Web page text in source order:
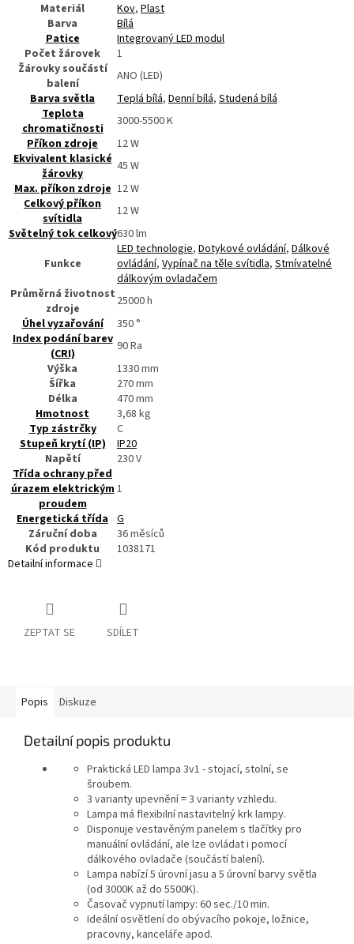
Materiál Kov, Plast
Barva
Bílá
Patice
Integrovaný LED modul
Počet žárovek
1
Žárovky součástí
balení
ANO (LED)
Barva světla
Teplá bílá, Denní bílá, Studená bílá
Teplota
chromatičnosti
3000-5500K
Příkon zdroje
12W
Ekvivalent klasické
žárovky
45 W
Max. příkon zdroje 12W
Celkový příkon
svítidla
12W
Světelný tok celkový630lm
Funkce
LED technologie, Dotykové ovládání, Dálkové
ovládání, Vypínač na těle svítidla, Stmívatelné
dálkovým ovladačem
Průměrná životnost
zdroje
25000h
Úhel vyzařování
350 °
Index podání barev
(CRI)
90Ra
Výška
1330mm
Šířka
270mm
Délka
470mm
Hmotnost
3,68 kg
Typ zástrčky
C
Stupeň krytí (IP)
IP20
Napětí
230V
Třída ochrany před
úrazem elektrickým
proudem
1
Energetická třída G
Záruční doba
36 měsíců
Kód produktu
1038171
Detailní informace
ZEPTAT SE SDÍLET
Popis Diskuze
Detailní popis produktu
Praktická LED lampa 3v1 - stojací, stolní, se
šroubem.
3 varianty upevnění = 3 varianty vzhledu.
Lampa má flexibilní nastavitelný krk lampy.
Disponuje vestavěným panelem s tlačítky pro
manuální ovládání, ale lze ovládat i pomocí
dálkového ovladače (součástí balení).
Lampa nabízí 5 úrovní jasu a 5 úrovní barvy světla
(od 3000K až do 5500K).
Časovač vypnutí lampy: 60 sec./10 min.
Ideální osvětlení do obývacího pokoje, ložnice,
pracovny, kanceláře apod.